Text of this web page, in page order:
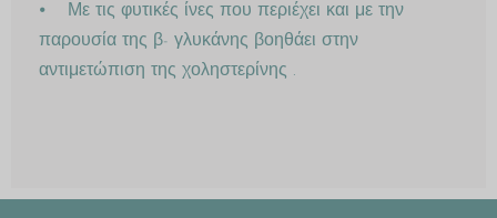
⦁ Με τις φυτικές ίνες που περιέχει και με την
παρουσία της β- γλυκάνης βοηθάει στην
αντιμετώπιση της χοληστερίνης .